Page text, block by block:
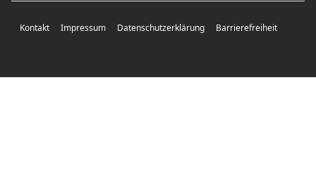
Kontakt Impressum Datenschutzerklärung Barrierefreiheit